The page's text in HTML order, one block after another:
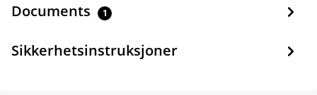
Documents 1
Sikkerhetsinstruksjoner